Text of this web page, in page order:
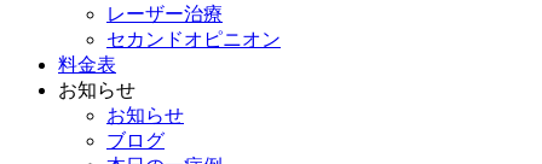
レーザー治療
セカンドオピニオン
料金表
お知らせ
お知らせ
ブログ